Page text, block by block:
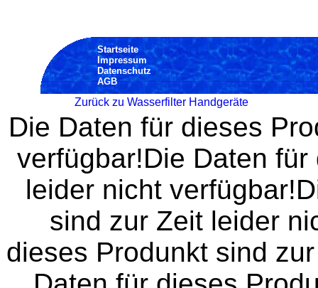
Startseite
Impressum
Datenschutz
AGB
Zurück zu Wasserfilter Handgeräte
Die Daten für dieses
verfügbar!Die Daten
leider nicht
sind zur Zeit leider
dieses Produnkt sind